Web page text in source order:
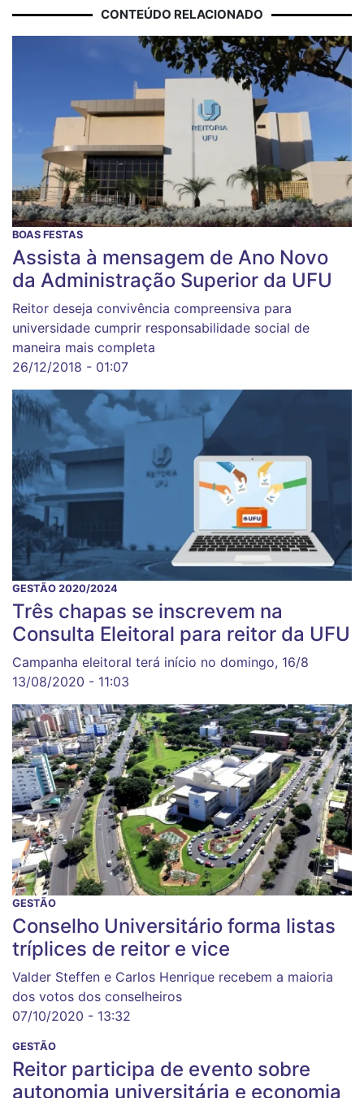
CONTEÚDO RELACIONADO
BOAS FESTAS
Assista à mensagem de Ano Novo
da Administração Superior da UFU
Reitor deseja convivência compreensiva para
universidade cumprir responsabilidade social de
maneira mais completa
26/12/2018 - 01:07
GESTÃO 2020/2024
Três chapas se inscrevem na
Consulta Eleitoral para reitor da UFU
Campanha eleitoral terá início no domingo, 16/8
13/08/2020 - 11:03
GESTÃO
Conselho Universitário forma listas
tríplices de reitor e vice
Valder Steffen e Carlos Henrique recebem a maioria
dos votos dos conselheiros
07/10/2020 - 13:32
GESTÃO
Reitor participa de evento sobre
autonomia universitária e economia